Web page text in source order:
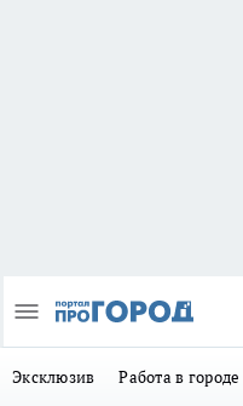
Эксклюзив Работа в городе